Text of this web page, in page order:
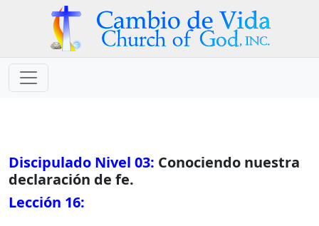
Discipulado Nivel 03: Conociendo nuestra
declaración de fe.
Lección 16: